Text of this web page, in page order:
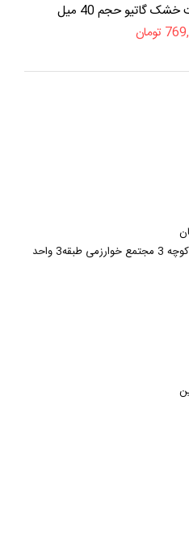
گاتیو حجم 40 میل
تومان
شیراز - خیابان سید جمالدین اسدآبادی کوچه 3 مجتمع خوارزمی طبقه3 واحد